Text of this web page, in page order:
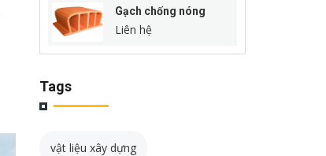
Gạch chống nóng
Liên hệ
Tags
vật liệu xây dựng